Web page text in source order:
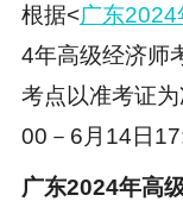
根据<广东2024
4年高级经济师
考点以准考证
00－6月14日
广东2024年高